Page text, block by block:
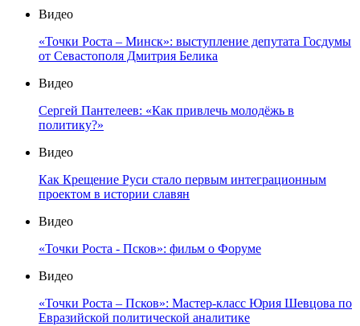
Видео
«Точки Роста – Минск»: выступление депутата Госдумы
от Севастополя Дмитрия Белика
Видео
Сергей Пантелеев: «Как привлечь молодёжь в
политику?»
Видео
Как Крещение Руси стало первым интеграционным
проектом в истории славян
Видео
«Точки Роста - Псков»: фильм о Форуме
Видео
«Точки Роста – Псков»: Мастер-класс Юрия Шевцова по
Евразийской политической аналитике